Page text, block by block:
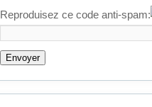
Reproduisez ce code anti-spam: